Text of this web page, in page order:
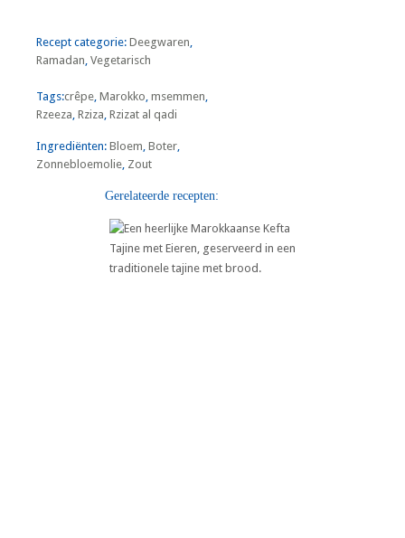
Recept categorie:Deegwaren,
Ramadan,Vegetarisch
Tags:crêpe,Marokko,msemmen,
Rzeeza,Rziza,Rzizat al qadi
Ingrediënten:Bloem,Boter,
Zonnebloemolie, Zout
Gerelateerde recepten: